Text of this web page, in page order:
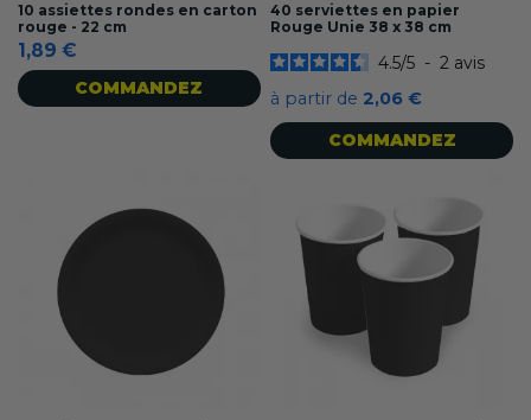
10 assiettes rondes en carton
rouge - 22 cm
1,89 €
COMMANDEZ
40 serviettes en papier
Rouge Unie 38 x 38 cm
4.5/5 - 2 avis
à partir de 2,06 €
COMMANDEZ